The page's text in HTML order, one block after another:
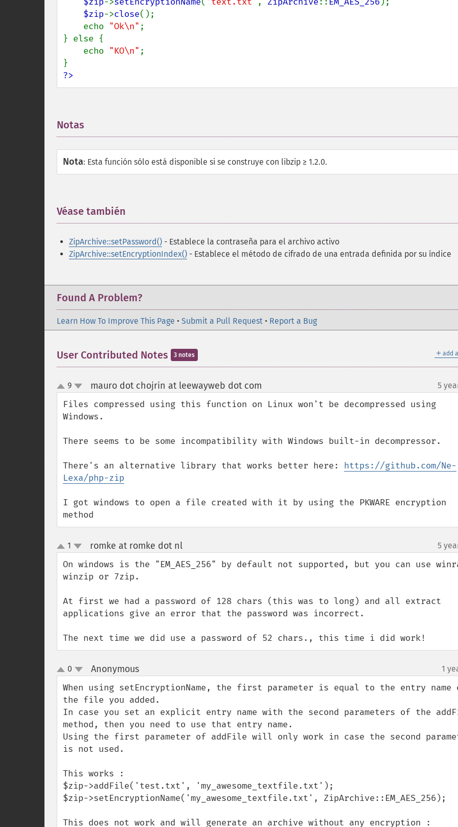
$zip->close();
    echo
"Ok\n" ;
} else {
    echo
"KO\n" ;
?>
Notas
Nota: Esta función sólo está disponible si se construye con libzip ≥ 1.2.0.
Véase también
ZipArchive::setPassword() - Establece la contraseña para el archivo activo
ZipArchive::setEncryptionIndex() - Establece el método de cifrado de una entrada definida por su índice
Found A Problem?
Learn How To Improve This Page • Submit a Pull Request • Report a Bug
＋ add
User Contributed Notes 3 notes
up
down
9 mauro dot chojrin at leewayweb dot com 5
Files compressed using this function on Linux won't be decompressed using
Windows.
There seems to be some incompatibility with Windows built-in decompressor.
There's an alternative library that works better here: https://github.com/Ne-
Lexa/php-zip
I got windows to open a file created with it by using the PKWARE encryption
method
up
down
1 romke at romke dot nl¶ 5
On windows is the "EM_AES_256" by default not supported, but you can use
winzip or 7zip.
At first we had a password of 128 chars (this was to long) and all extract
applications give an error that the password was incorrect.
The next time we did use a password of 52 chars., this time i did work!
up
down
0 Anonymous¶ 1
When using setEncryptionName, the first parameter is equal to the entry name
the file you added.
In case you set an explicit entry name with the second parameters of the
method, then you need to use that entry name.
Using the first parameter of addFile will only work in case the second
is not used.
This works :
$zip->addFile('test.txt', 'my_awesome_textfile.txt');
$zip->setEncryptionName('my_awesome_textfile.txt', ZipArchive::EM_AES_256);
This does not work and will generate an archive without any encryption :